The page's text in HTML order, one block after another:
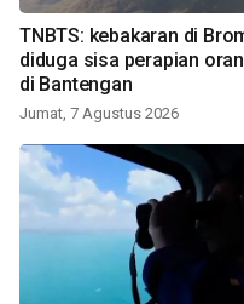
TNBTS: kebakaran di
diduga sisa perapian
di Bantengan
Jumat, 7 Agustus 2026